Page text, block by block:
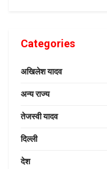
Categories
अखिलेश यादव
अन्य राज्य
तेजस्वी यादव
दिल्ली
देश